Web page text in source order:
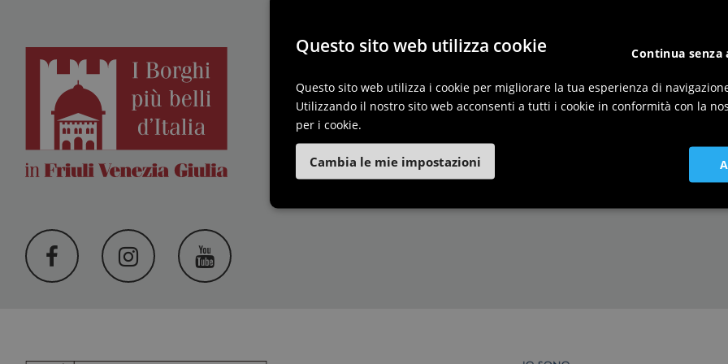
I Borghi più belli d'Italia in
Friuli Venezia Giulia
Questo sito web utilizza cookie
Questo sito web utilizza i cookie per migliorare la tua esperienza di
Utilizzando il nostro sito web acconsenti a tutti i cookie in conformità con la
per i cookie.
Continua senza
Cambia le mie impostazioni